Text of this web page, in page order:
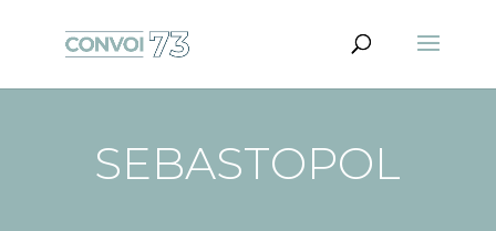
SEBASTOPOL